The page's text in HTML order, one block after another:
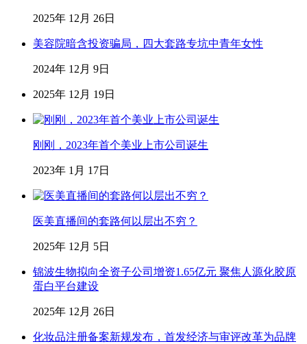
2025年 12月 26日
美容院暗含投资骗局，四大套路专坑中青年女性
2024年 12月 9日
2025年 12月 19日
刚刚，2023年首个美业上市公司诞生
2023年 1月 17日
医美直播间的套路何以层出不穷？
2025年 12月 5日
锦波生物拟向全资子公司增资1.65亿元 聚焦人源化胶原
蛋白平台建设
2025年 12月 26日
化妆品注册备案新规发布，首发经济与审评改革为品牌